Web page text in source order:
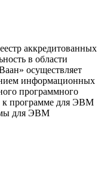
аккредитованных
в области
осуществляет
информационных
программного
к программе для ЭВМ
для ЭВМ